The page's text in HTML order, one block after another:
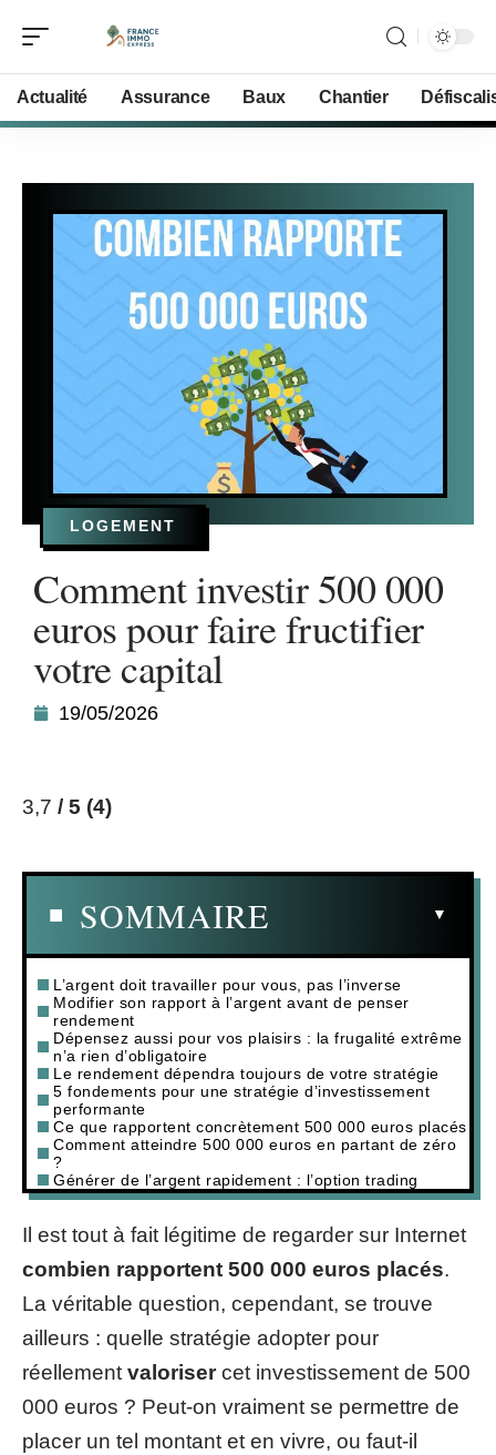
Actualité Assurance Baux Chantier
LOGEMENT
Comment investir 500 000
euros pour faire fructifier
votre capital
19/05/2026
3,7 / 5 (4)
SOMMAIRE
L’argent doit travailler pour vous, pas l’inverse
Modifier son rapport à l’argent avant de penser
rendement
Dépensez aussi pour vos plaisirs : la frugalité extrême
n’a rien d’obligatoire
Le rendement dépendra toujours de votre stratégie
5 fondements pour une stratégie d’investissement
performante
Ce que rapportent concrètement 500 000 euros placés
Comment atteindre 500 000 euros en partant de zéro
?
Générer de l’argent rapidement : l’option trading
Il est tout à fait légitime de regarder sur Internet
combien rapportent 500 000 euros placés.
La véritable question, cependant, se trouve
ailleurs : quelle stratégie adopter pour
réellement valorisercet investissement de 500
000 euros ? Peut-on vraiment se permettre de
placer un tel montant et en vivre, ou faut-il